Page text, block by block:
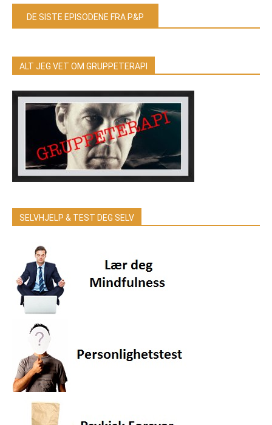
DE SISTE EPISODENE FRA P&P
ALT JEG VET OM GRUPPETERAPI
SELVHJELP & TEST DEG SELV